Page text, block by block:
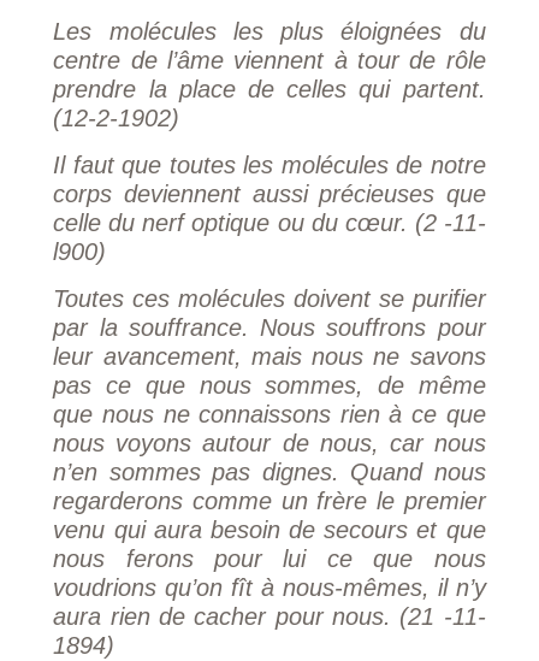
Les molécules les plus éloignées du
centre de l’âme viennent à tour de rôle
prendre la place de celles qui partent.
(12-2-1902)
Il faut que toutes les molécules de notre
corps deviennent aussi précieuses que
celle du nerf optique ou du cœur. (2 -11-
l900)
Toutes ces molécules doivent se purifier
par la souffrance. Nous souffrons pour
leur avancement, mais nous ne savons
pas ce que nous sommes, de même
que nous ne connaissons rien à ce que
nous voyons autour de nous, car nous
n’en sommes pas dignes. Quand nous
regarderons comme un frère le premier
venu qui aura besoin de secours et que
nous ferons pour lui ce que nous
voudrions qu’on fît à nous-mêmes, il n’y
aura rien de cacher pour nous. (21 -11-
1894)